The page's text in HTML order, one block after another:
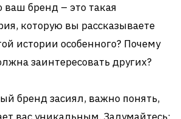
ваш бренд – это такая
которую вы рассказываете
истории особенного? Почему
заинтересовать других?
бренд засиял, важно понять,